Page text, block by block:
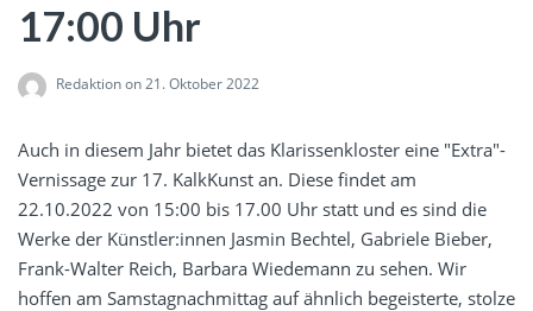
17:00 Uhr
Redaktionon 21. Oktober 2022
Auch in diesem Jahr bietet das Klarissenkloster eine "Extra"-
Vernissage zur 17. KalkKunst an. Diese findet am
22.10.2022 von 15:00 bis 17.00 Uhr statt und es sind die
Werke der Künstler:innen Jasmin Bechtel, Gabriele Bieber,
Frank-Walter Reich, Barbara Wiedemann zu sehen. Wir
hoffen am Samstagnachmittag auf ähnlich begeisterte, stolze